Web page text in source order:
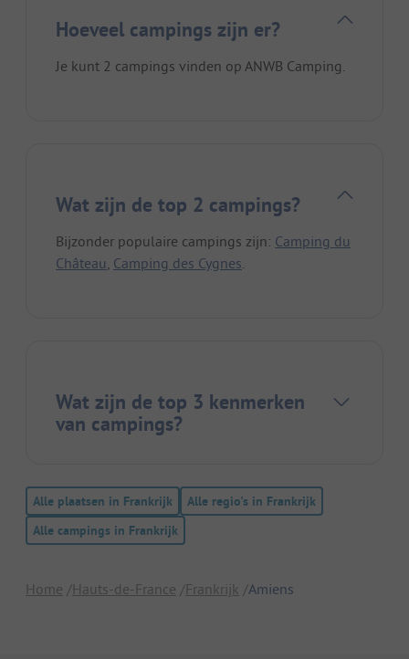
Hoeveel campings zijn er?
Je kunt 2 campings vinden op ANWB Camping.
Wat zijn de top 2 campings?
Bijzonder populaire campings zijn: Camping du
Château, Camping des Cygnes.
Wat zijn de top 3 kenmerken
van campings?
Alle plaatsen in Frankrijk
Alle regio's in Frankrijk
Alle campings in Frankrijk
Home Hauts-de-France Frankrijk Amiens